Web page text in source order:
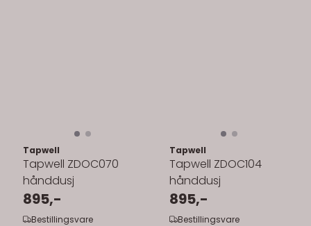
Tapwell
Tapwell ZDOC070
hånddusj
895,-
Bestillingsvare
Tapwell
Tapwell ZDOC104
hånddusj
895,-
Bestillingsvare